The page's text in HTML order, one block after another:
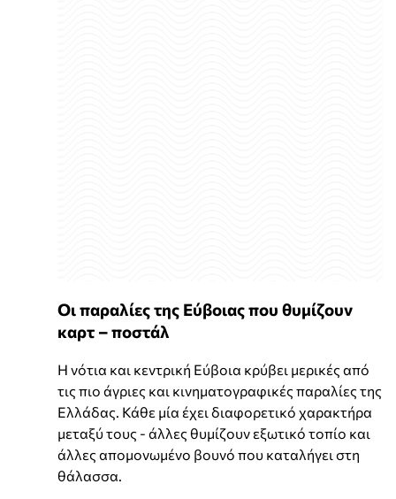
Οι παραλίες της Εύβοιας που θυμίζουν
καρτ – ποστάλ
Η νότια και κεντρική Εύβοια κρύβει μερικές από
τις πιο άγριες και κινηματογραφικές παραλίες της
Ελλάδας. Κάθε μία έχει διαφορετικό χαρακτήρα
μεταξύ τους - άλλες θυμίζουν εξωτικό τοπίο και
άλλες απομονωμένο βουνό που καταλήγει στη
θάλασσα.